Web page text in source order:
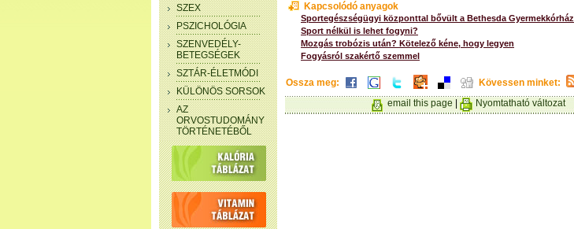
SZEX
PSZICHOLÓGIA
SZENVEDÉLY-
BETEGSÉGEK
SZTÁR-ÉLETMÓDI
KÜLÖNÖS SORSOK
AZ
ORVOSTUDOMÁNY
TÖRTÉNETÉBŐL
Kapcsolódó anyagok
Sportegészségügyi központtal bővült a Bethesda Gyermekkórház
Sport nélkül is lehet fogyni?
Mozgás trobózis után? Kötelező kéne, hogy legyen
Fogyásról szakértő szemmel
Ossza meg:
Kövessen minket:
email this page| Nyomtatható változat